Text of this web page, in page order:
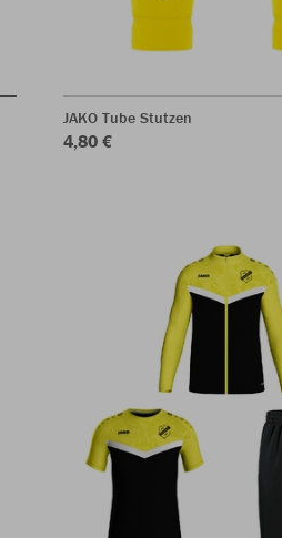
JAKO Tube Stutzen
4,80 €